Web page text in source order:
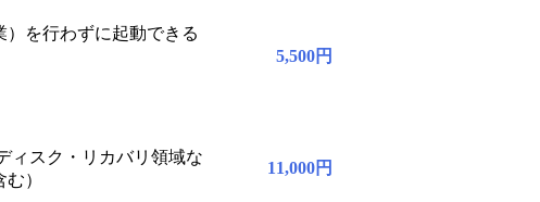
を行わずに起動できる
5,500円
ィスク・リカバリ領域な
）
11,000円